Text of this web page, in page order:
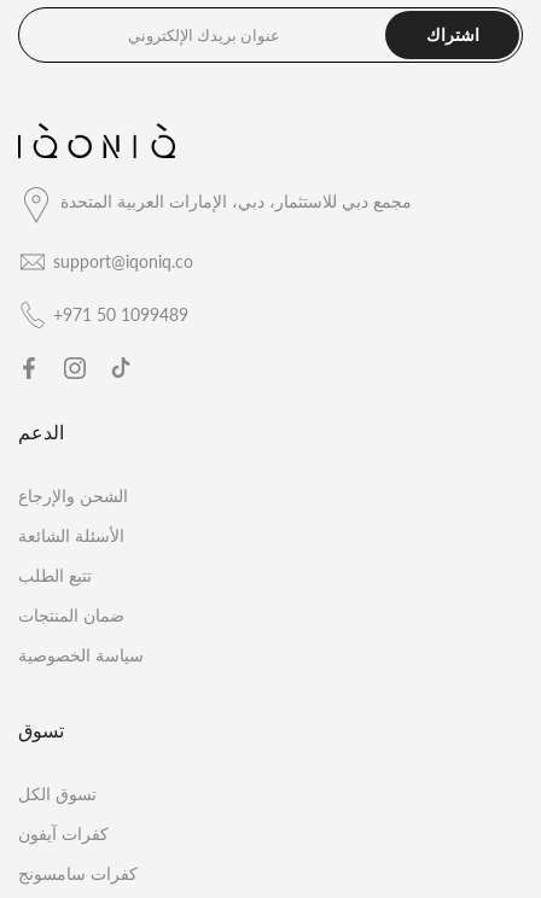
اشتراك
مجمع دبي للاستثمار، دبي، الإمارات العربية المتحدة
support@iqoniq.co
+971 50 1099489
الدعم
الشحن والإرجاع
الأسئلة الشائعة
تتبع الطلب
ضمان المنتجات
سياسة الخصوصية
تسوق
تسوق الكل
كفرات آيفون
كفرات سامسونج